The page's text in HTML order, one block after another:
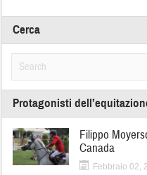
Cerca
Protagonisti
Filippo
Canada
Febbraio 02,